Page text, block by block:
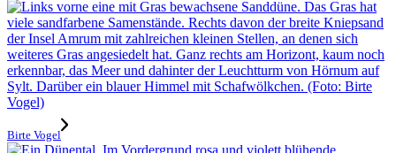
Birte Vogel